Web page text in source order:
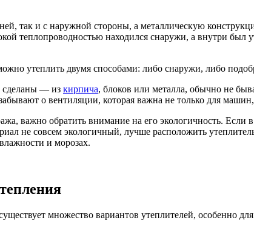
так и с наружной стороны, а металлическую
теплопроводностью находился снаружи, а внутри был
утеплить двумя способами: либо снаружи, либо
сделаны — из кирпича, блоков или металла, обычно не
о вентиляции, которая важна не только для
важно обратить внимание на его экологичность.
не совсем экологичный, лучше расположить
и морозах.
множество вариантов утеплителей, особенно